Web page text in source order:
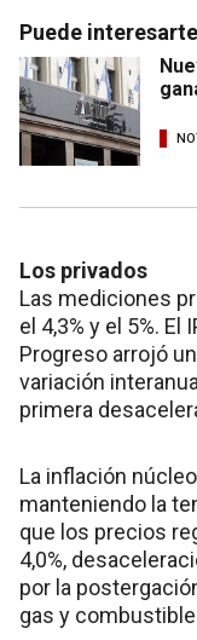
Puede interesarte
Los privados
Las mediciones
el 4,3% y el 5%. El
Progreso arrojó
variación
primera
La inflación
manteniendo la
que los precios
4,0%,
por la
gas y